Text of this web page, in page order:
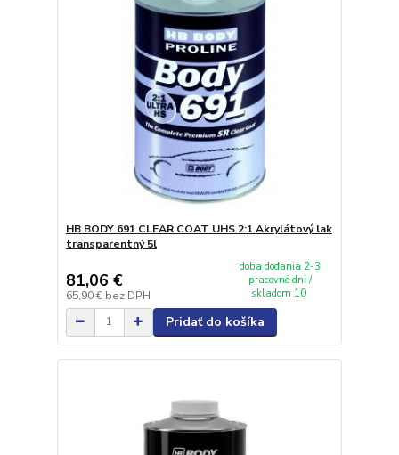
HB BODY 691 CLEAR COAT UHS 2:1 Akrylátový lak
transparentný 5l
81,06 €
65,90 € bez DPH
doba dodania 2-3
pracovné dni /
skladom 10
Pridať do košíka